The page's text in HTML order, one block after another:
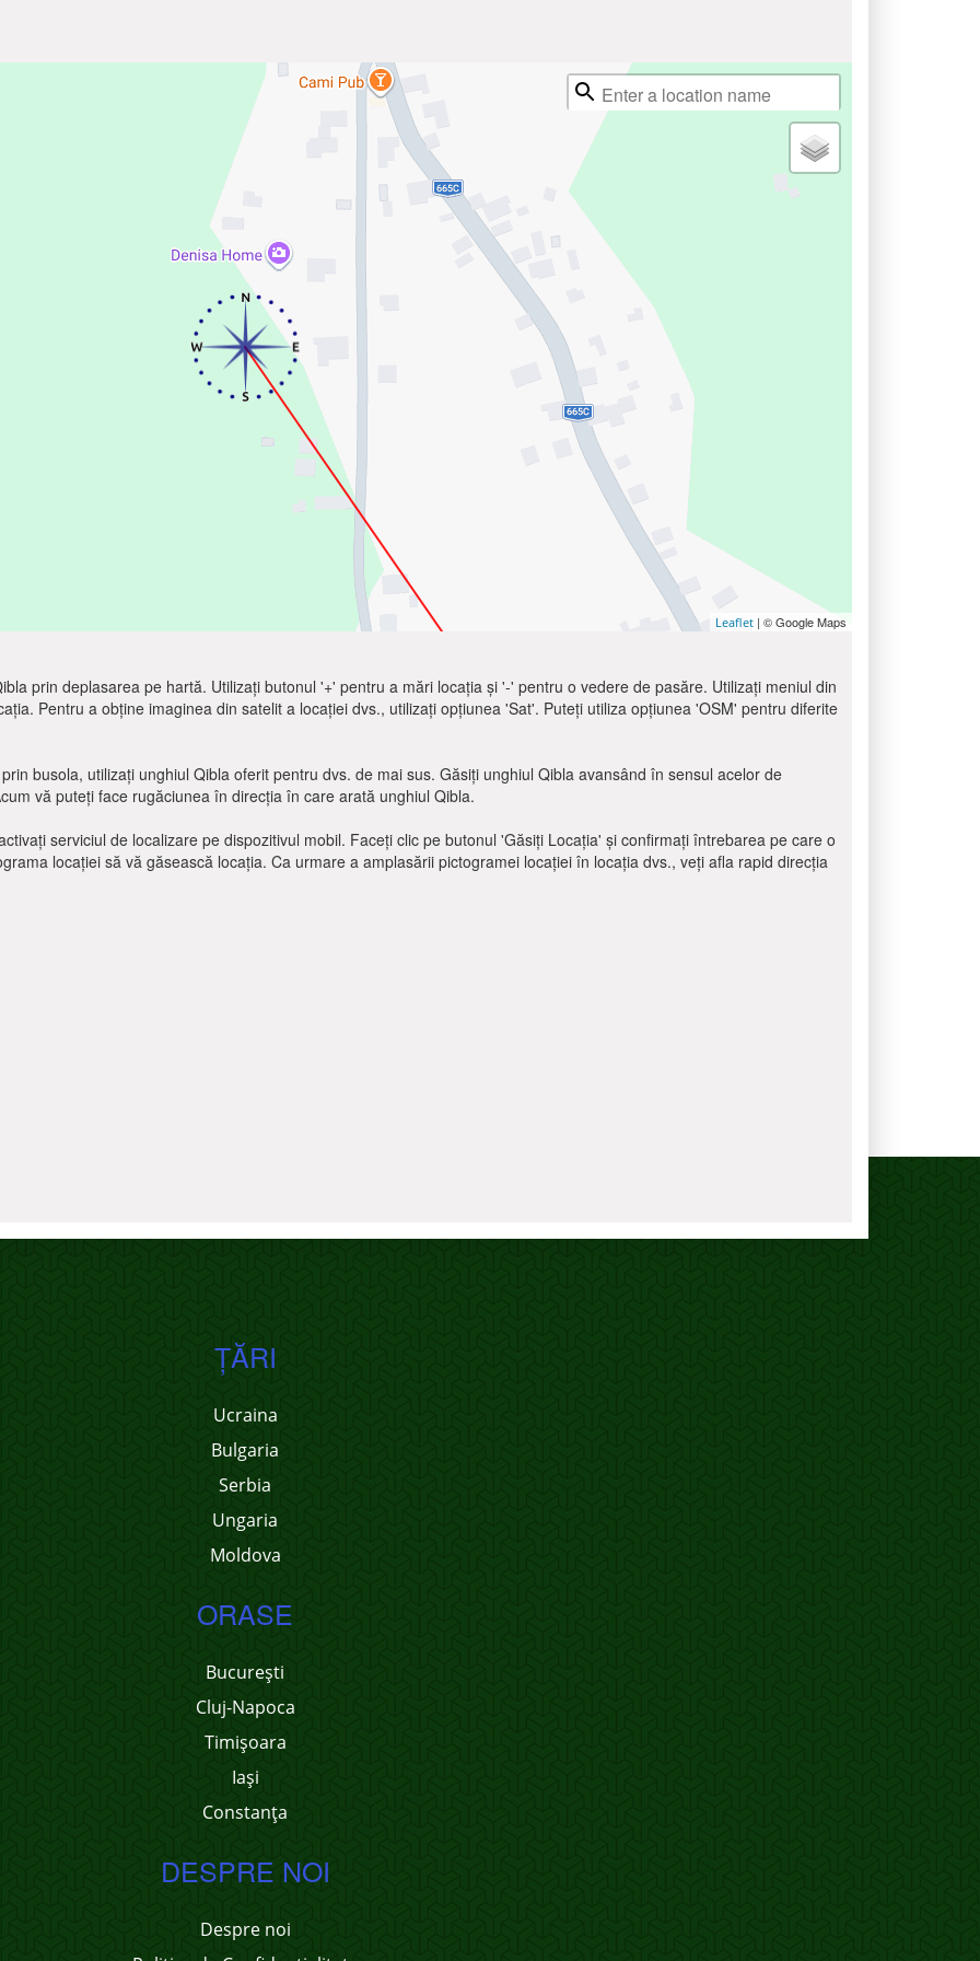
Leaflet | © Google Maps
prin deplasarea pe hartă. Utilizați butonul '+' pentru a mări locația și '-' pentru o vedere de pasăre. Utilizați meniul din
Pentru a obține imaginea din satelit a locației dvs., utilizați opțiunea 'Sat'. Puteți utiliza opțiunea 'OSM' pentru diferite
busola, utilizați unghiul Qibla oferit pentru dvs. de mai sus. Găsiți unghiul Qibla avansând în sensul acelor de
vă puteți face rugăciunea în direcția în care arată unghiul Qibla.
serviciul de localizare pe dispozitivul mobil. Faceți clic pe butonul 'Găsiți Locația' și confirmați întrebarea pe care o
locației să vă găsească locația. Ca urmare a amplasării pictogramei locației în locația dvs., veți afla rapid direcția
ŢĂRI
Ucraina
Bulgaria
Serbia
Ungaria
Moldova
ORASE
București
Cluj-Napoca
Timișoara
Iași
Constanța
DESPRE NOI
Despre noi